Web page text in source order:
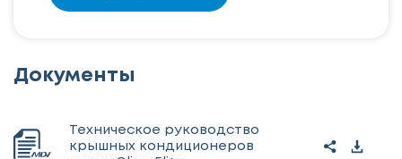
Документы
Техническое руководство
крышных кондиционеров